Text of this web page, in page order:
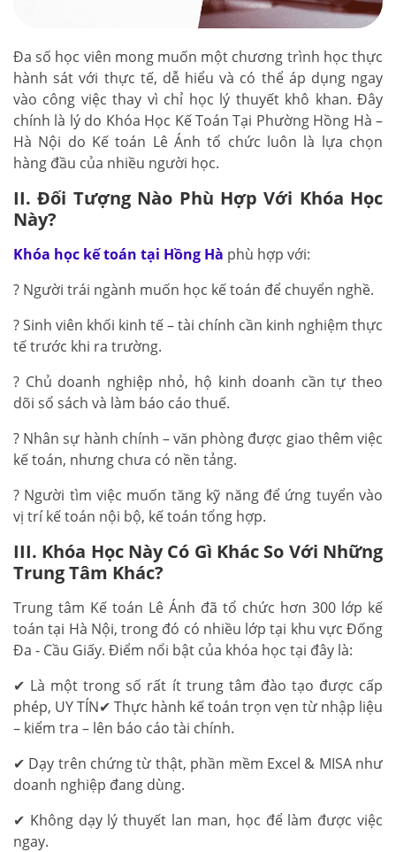
Đa số học viên mong muốn một chương trình học thực
hành sát với thực tế, dễ hiểu và có thể áp dụng ngay
vào công việc thay vì chỉ học lý thuyết khô khan. Đây
chính là lý do Khóa Học Kế Toán Tại Phường Hồng Hà –
Hà Nội do Kế toán Lê Ánh tổ chức luôn là lựa chọn
hàng đầu của nhiều người học.
II. Đối Tượng Nào Phù Hợp Với Khóa Học
Này?
Khóa học kế toán tại Hồng Hà phù hợp với:
? Người trái ngành muốn học kế toán để chuyển nghề.
? Sinh viên khối kinh tế – tài chính cần kinh nghiệm thực
tế trước khi ra trường.
? Chủ doanh nghiệp nhỏ, hộ kinh doanh cần tự theo
dõi sổ sách và làm báo cáo thuế.
? Nhân sự hành chính – văn phòng được giao thêm việc
kế toán, nhưng chưa có nền tảng.
? Người tìm việc muốn tăng kỹ năng để ứng tuyển vào
vị trí kế toán nội bộ, kế toán tổng hợp.
III. Khóa Học Này Có Gì Khác So Với Những
Trung Tâm Khác?
Trung tâm Kế toán Lê Ánh đã tổ chức hơn 300 lớp kế
toán tại Hà Nội, trong đó có nhiều lớp tại khu vực Đống
Đa - Cầu Giấy. Điểm nổi bật của khóa học tại đây là:
✔ Là một trong số rất ít trung tâm đào tạo được cấp
phép, UY TÍN✔ Thực hành kế toán trọn vẹn từ nhập liệu
– kiểm tra – lên báo cáo tài chính.
✔ Dạy trên chứng từ thật, phần mềm Excel & MISA như
doanh nghiệp đang dùng.
✔ Không dạy lý thuyết lan man, học để làm được việc
ngay.